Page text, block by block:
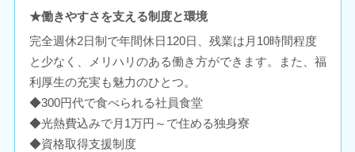
★働きやすさを支える制度と環境
完全週休2日制で年間休日120日、残業は月10時間程度
と少なく、メリハリのある働き方ができます。また、福
利厚生の充実も魅力のひとつ。
◆300円代で食べられる社員食堂
◆光熱費込みで月1万円～で住める独身寮
◆資格取得支援制度